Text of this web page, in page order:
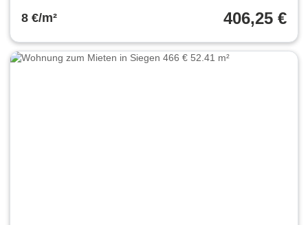
8 €/m² 406,25 €